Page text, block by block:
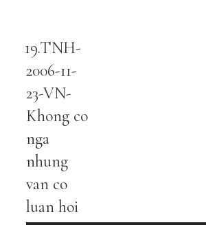
19.TNH-
2006-11-
23-VN-
Khong co
nga
nhung
van co
luan hoi